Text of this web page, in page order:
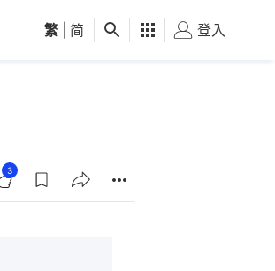
觀點 健康 好食玩飛
繁 简 登入
3